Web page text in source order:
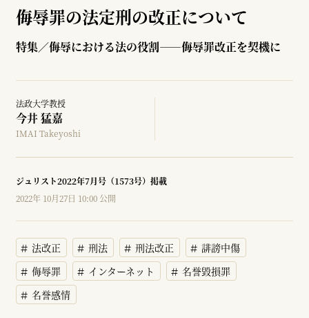
侮辱罪の法定刑の改正について
特集／侮辱における法の役割――侮辱罪改正を契機に
法政大学教授
今井 猛嘉
IMAI Takeyoshi
ジュリスト2022年7月号（1573号）掲載
2022年 10月27日 10:00 公開
法改正 刑法 刑法改正
誹謗中傷
侮辱罪
インターネット
名誉毀損罪
名誉感情